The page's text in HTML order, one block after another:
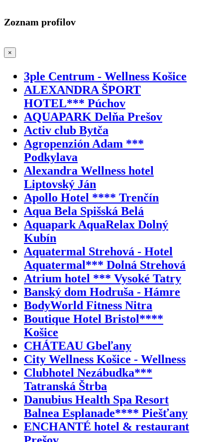
Zoznam profilov
×
3ple Centrum - Wellness Košice
ALEXANDRA ŠPORT
HOTEL*** Púchov
AQUAPARK Delňa Prešov
Activ club Bytča
Agropenzión Adam ***
Podkylava
Alexandra Wellness hotel
Liptovský Ján
Apollo Hotel **** Trenčín
Aqua Bela Spišská Belá
Aquapark AquaRelax Dolný
Kubín
Aquatermal Strehová - Hotel
Aquatermal*** Dolná Strehová
Atrium hotel *** Vysoké Tatry
Banský dom Hodruša - Hámre
BodyWorld Fitness Nitra
Boutique Hotel Bristol****
Košice
CHÁTEAU Gbeľany
City Wellness Košice - Wellness
Clubhotel Nezábudka***
Tatranská Štrba
Danubius Health Spa Resort
Balnea Esplanade**** Piešťany
ENCHANTÉ hotel & restaurant